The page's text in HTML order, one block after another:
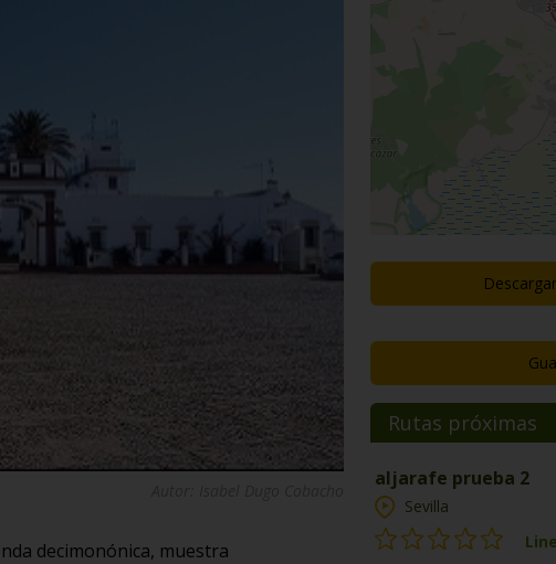
decimonónica, muestra
Rutas próximas
aljarafe prueba 2
Sevilla